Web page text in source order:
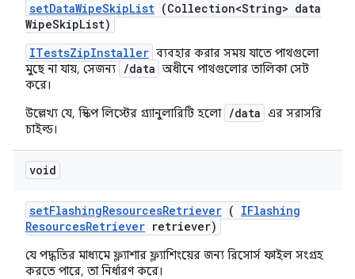
setDataWipeSkipList (Collection<String> data
WipeSkipList)
ITestsZipInstaller ব্যবহার করার সময় যাতে পাথগুলো
মুছে না যায়, সেজন্য
/data অধীনে পাথগুলোর তালিকা সেট
করে।
উল্লেখ্য যে, স্কিপ লিস্টের গ্র্যানুলারিটি হলো /data এর সরাসরি
চাইল্ড।
void
setFlashingResourcesRetriever ( IFlashing
ResourcesRetriever retriever)
যে পদ্ধতির মাধ্যমে ফ্ল্যাশার ফ্ল্যাশিংয়ের জন্য রিসোর্স ফাইল সংগ্রহ
করতে পারে, তা নির্ধারণ করে।